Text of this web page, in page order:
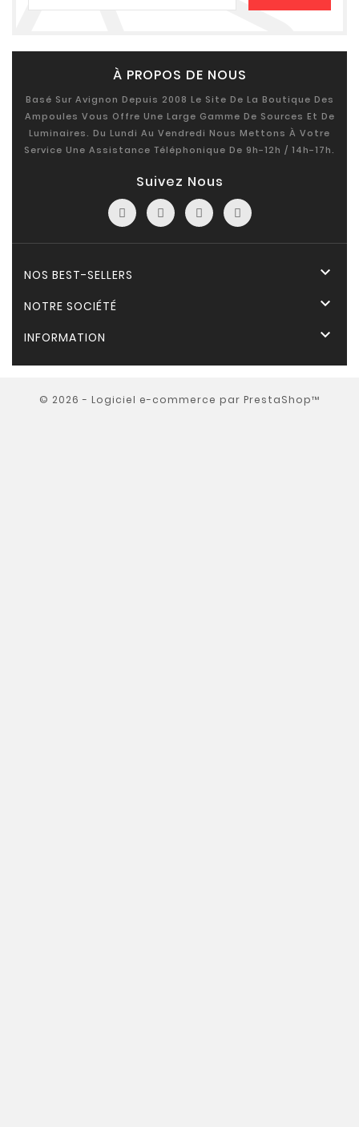
À PROPOS DE NOUS
Basé Sur Avignon Depuis 2008 Le Site De La Boutique Des
Ampoules Vous Offre Une Large Gamme De Sources Et De
Luminaires. Du Lundi Au Vendredi Nous Mettons À Votre
Service Une Assistance Téléphonique De 9h-12h / 14h-17h.
Suivez Nous
NOS BEST-SELLERS 
NOTRE SOCIÉTÉ 
INFORMATION 
© 2026 - Logiciel e-commerce par PrestaShop™